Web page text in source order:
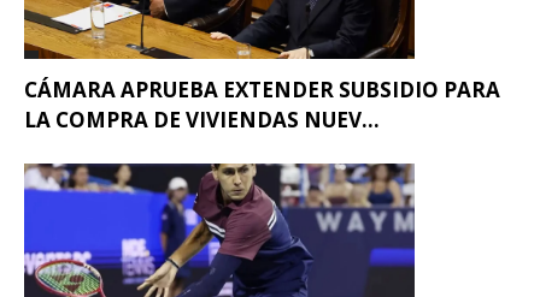
CÁMARA APRUEBA EXTENDER SUBSIDIO PARA
LA COMPRA DE VIVIENDAS NUEV...